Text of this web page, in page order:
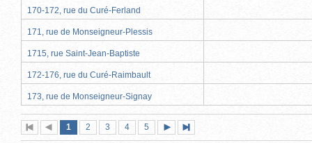
170-172, rue du Curé-Ferland
171, rue de Monseigneur-Plessis
1715, rue Saint-Jean-Baptiste
172-176, rue du Curé-Raimbault
173, rue de Monseigneur-Signay
Première
page
Page
précédente
Page
1 (page
actuelle)
Page
2 Page
3 Page
4 Page
5
suivante
page